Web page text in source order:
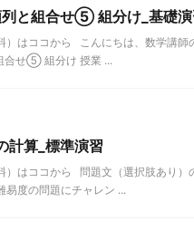
列と組合せ⑤ 組分け_基礎
）はココから こんにちは、数学講
合せ⑤ 組分け 授業 ...
計算_標準演習
）はココから 問題文（選択肢あり
易度の問題にチャレン ...